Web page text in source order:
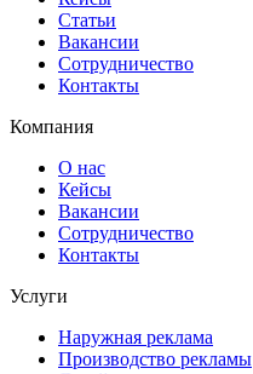
Статьи
Вакансии
Сотрудничество
Контакты
Компания
О нас
Кейсы
Вакансии
Сотрудничество
Контакты
Услуги
Наружная реклама
Производство рекламы